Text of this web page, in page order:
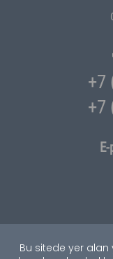
+7
+7
Bu sitede yer alan